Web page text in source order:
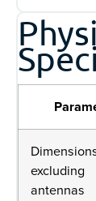
excluding
antennas